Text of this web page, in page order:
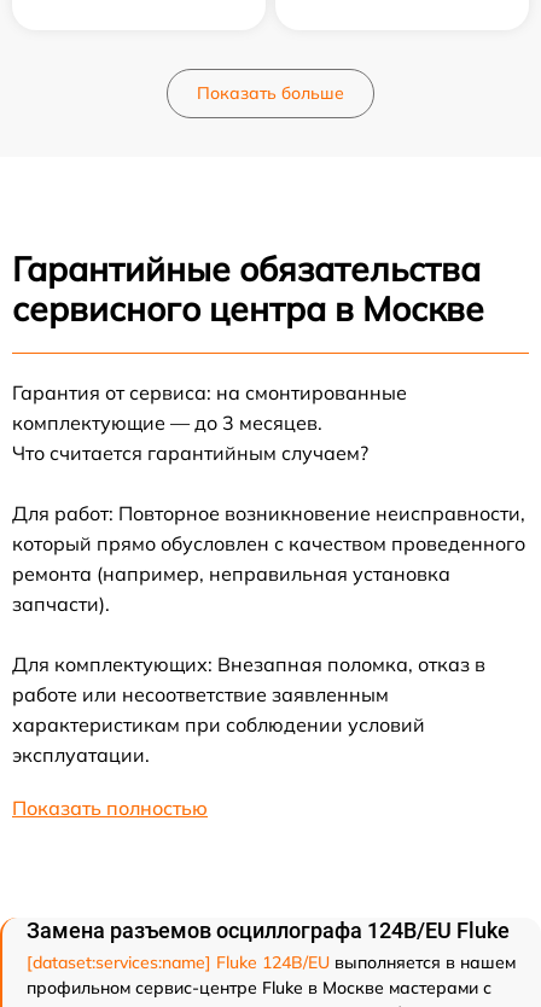
Показать больше
Гарантийные обязательства
сервисного центра в Москве
Гарантия от сервиса: на смонтированные
комплектующие — до 3 месяцев.
Что считается гарантийным случаем?
Для работ: Повторное возникновение неисправности,
который прямо обусловлен с качеством проведенного
ремонта (например, неправильная установка
запчасти).
Для комплектующих: Внезапная поломка, отказ в
работе или несоответствие заявленным
характеристикам при соблюдении условий
эксплуатации.
Показать полностью
Замена разъемов осциллографа 124B/EU Fluke
[dataset:services:name] Fluke 124B/EU выполняется в нашем
профильном сервис-центре Fluke в Москве мастерами с